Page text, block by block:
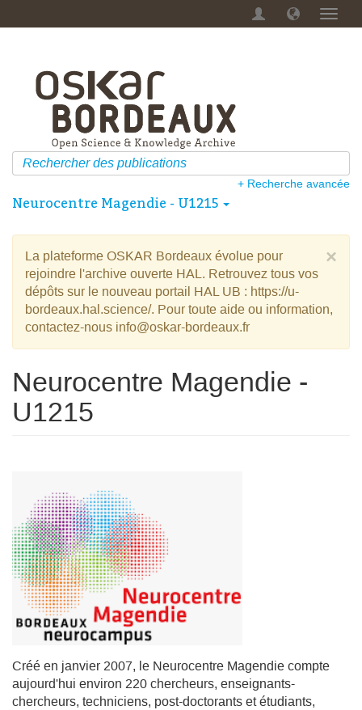
Menu
+ Recherche avancée
Neurocentre Magendie - U1215
×
La plateforme OSKAR Bordeaux évolue pour
rejoindre l'archive ouverte HAL. Retrouvez tous vos
dépôts sur le nouveau portail HAL UB : https://u-
bordeaux.hal.science/. Pour toute aide ou information,
contactez-nous info@oskar-bordeaux.fr
Neurocentre Magendie -
U1215
Créé en janvier 2007, le Neurocentre Magendie compte
aujourd'hui environ 220 chercheurs, enseignants-
chercheurs, techniciens, post-doctorants et étudiants,